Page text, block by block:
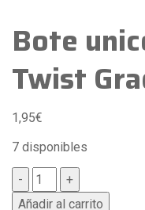
Bote
Twist
1,95€
7 disponibles
-
Bote
unicornio
+
Añadir al carrito